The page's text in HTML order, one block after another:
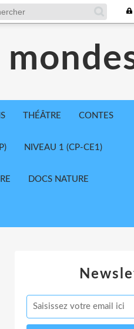
THÉÂTRE CONTES
NIVEAU 1 (CP-CE1)
DOCS NATURE